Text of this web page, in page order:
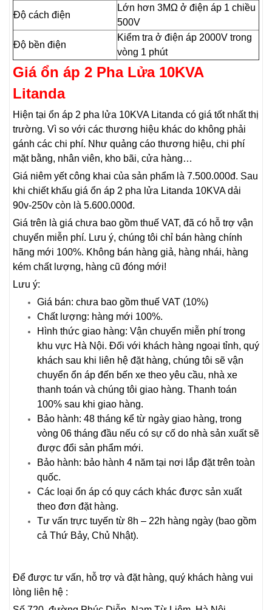
Độ cách điện
Lớn hơn 3MΩ ở điện áp 1 chiều
500V
Độ bền điện
Kiểm tra ở điện áp 2000V trong
vòng 1 phút
Giá ổn áp 2 Pha Lửa 10KVA
Litanda
Hiện tại ổn áp 2 pha lửa 10KVA Litanda có giá tốt nhất thị
trường. Vì so với các thương hiệu khác do không phải
gánh các chi phí. Như quảng cáo thương hiệu, chi phí
mặt bằng, nhân viên, kho bãi, cửa hàng…
Giá niêm yết công khai của sản phẩm là 7.500.000đ. Sau
khi chiết khấu giá ổn áp 2 pha lửa Litanda 10KVA dải
90v-250v còn là 5.600.000đ.
Giá trên là giá chưa bao gồm thuế VAT, đã có hỗ trợ vận
chuyển miễn phí. Lưu ý, chúng tôi chỉ bán hàng chính
hãng mới 100%. Không bán hàng giả, hàng nhái, hàng
kém chất lượng, hàng cũ đóng mới!
Lưu ý:
Giá bán: chưa bao gồm thuế VAT (10%)
Chất lượng: hàng mới 100%.
Hình thức giao hàng: Vận chuyển miễn phí trong
khu vực Hà Nội. Đối với khách hàng ngoại tỉnh, quý
khách sau khi liên hệ đặt hàng, chúng tôi sẽ vận
chuyển ổn áp đến bến xe theo yêu cầu, nhà xe
thanh toán và chúng tôi giao hàng. Thanh toán
100% sau khi giao hàng.
Bảo hành: 48 tháng kể từ ngày giao hàng, trong
vòng 06 tháng đầu nếu có sự cố do nhà sản xuất sẽ
được đổi sản phẩm mới.
Bảo hành: bảo hành 4 năm tại nơi lắp đặt trên toàn
quốc.
Các loại ổn áp có quy cách khác được sản xuất
theo đơn đặt hàng.
Tư vấn trực tuyến từ 8h – 22h hàng ngày (bao gồm
cả Thứ Bảy, Chủ Nhật).
Để được tư vấn, hỗ trợ và đặt hàng, quý khách hàng vui
lòng liên hệ :